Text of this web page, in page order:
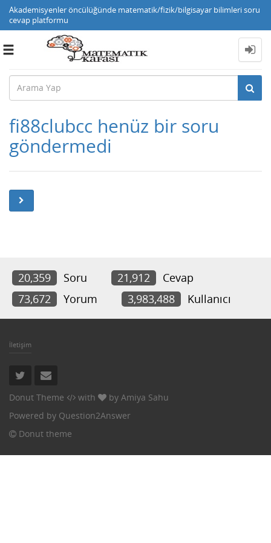
Akademisyenler öncülüğünde matematik/fizik/bilgisayar bilimleri soru
cevap platformu
Toggle
fi88clubcc henüz bir soru
göndermedi
20,359 Soru 21,912
Cevap
73,672
Yorum 3,983,488 Kullanıcı
İletişim
Donut Theme with by Amiya Sahu
Powered by Question2Answer
Donut theme